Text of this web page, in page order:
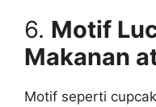
6. Motif
Makanan
Motif seperti